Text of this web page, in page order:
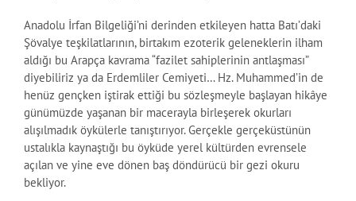
Anadolu İrfan Bilgeliği’ni derinden etkileyen hatta Batı’daki
Şövalye teşkilatlarının, birtakım ezoterik geleneklerin ilham
aldığı bu Arapça kavrama “fazilet sahiplerinin antlaşması”
diyebiliriz ya da Erdemliler Cemiyeti… Hz. Muhammed’in de
henüz gençken iştirak ettiği bu sözleşmeyle başlayan hikâye
günümüzde yaşanan bir macerayla birleşerek okurları
alışılmadık öykülerle tanıştırıyor. Gerçekle gerçeküstünün
ustalıkla kaynaştığı bu öyküde yerel kültürden evrensele
açılan ve yine eve dönen baş döndürücü bir gezi okuru
bekliyor.